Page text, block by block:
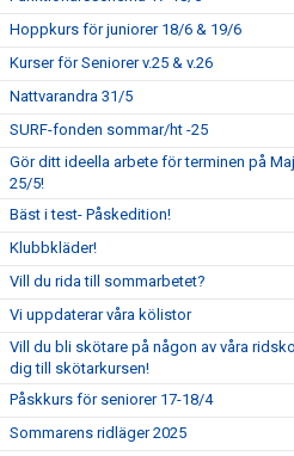
Hoppkurs för juniorer 18/6 & 19/6
Kurser för Seniorer v.25 & v.26
Nattvarandra 31/5
SURF-fonden sommar/ht -25
Gör ditt ideella arbete för terminen på
25/5!
Bäst i test- Påskedition!
Klubbkläder!
Vill du rida till sommarbetet?
Vi uppdaterar våra kölistor
Vill du bli skötare på någon av våra
dig till skötarkursen!
Påskkurs för seniorer 17-18/4
Sommarens ridläger 2025